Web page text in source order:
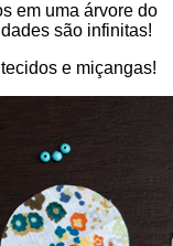
em uma árvore do
são infinitas!
e miçangas!